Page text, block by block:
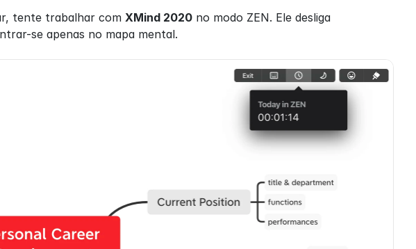
tente trabalhar com XMind 2020 no modo ZEN. Ele desliga
se apenas no mapa mental.